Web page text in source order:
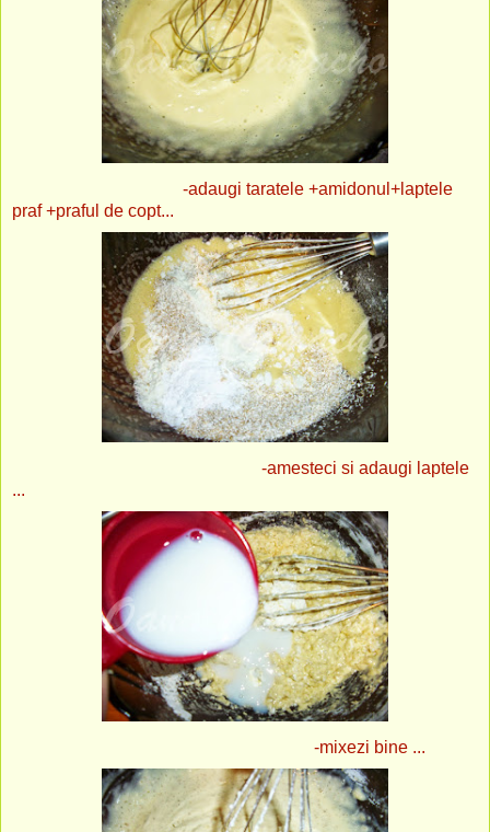
-adaugi taratele +amidonul+laptele
praf +praful de copt...
-amesteci si adaugi laptele
...
-mixezi bine ...